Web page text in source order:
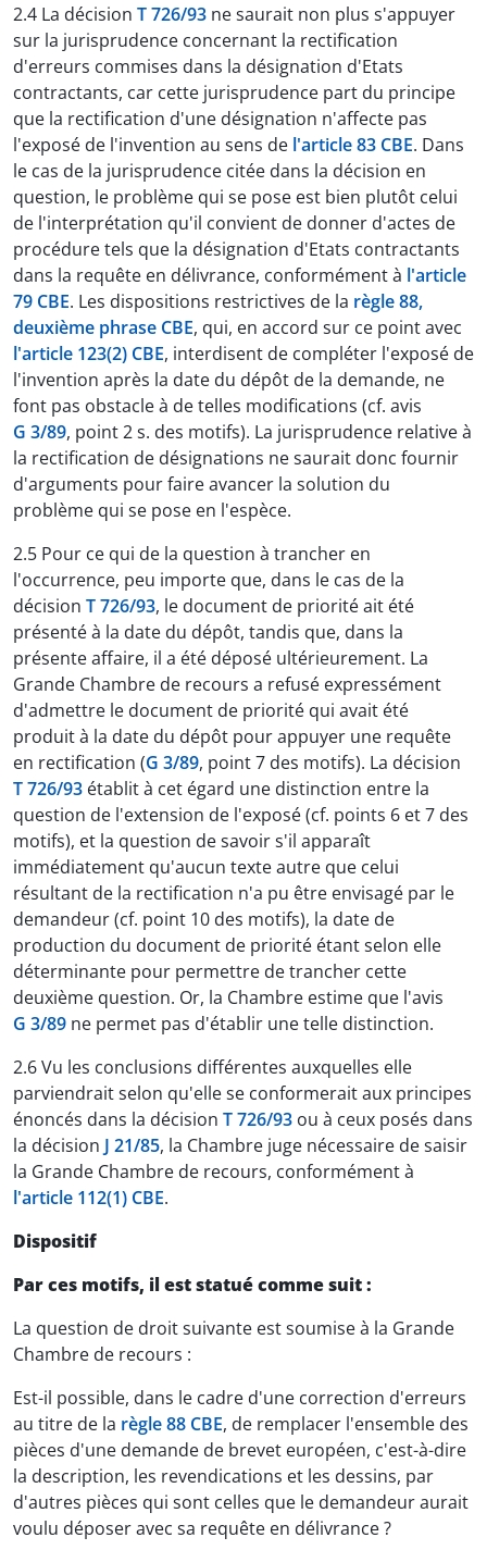
2.4 La décision T 726/93 ne saurait non plus s'appuyer
sur la jurisprudence concernant la rectification
d'erreurs commises dans la désignation d'Etats
contractants, car cette jurisprudence part du principe
que la rectification d'une désignation n'affecte pas
l'exposé de l'invention au sens de l'article 83 CBE. Dans
le cas de la jurisprudence citée dans la décision en
question, le problème qui se pose est bien plutôt celui
de l'interprétation qu'il convient de donner d'actes de
procédure tels que la désignation d'Etats contractants
dans la requête en délivrance, conformément à l'article
79 CBE. Les dispositions restrictives de la règle 88,
deuxième phrase CBE, qui, en accord sur ce point avec
l'article 123(2) CBE, interdisent de compléter l'exposé de
l'invention après la date du dépôt de la demande, ne
font pas obstacle à de telles modifications (cf. avis
G 3/89, point 2 s. des motifs). La jurisprudence relative à
la rectification de désignations ne saurait donc fournir
d'arguments pour faire avancer la solution du
problème qui se pose en l'espèce.
2.5 Pour ce qui de la question à trancher en
l'occurrence, peu importe que, dans le cas de la
décision T 726/93, le document de priorité ait été
présenté à la date du dépôt, tandis que, dans la
présente affaire, il a été déposé ultérieurement. La
Grande Chambre de recours a refusé expressément
d'admettre le document de priorité qui avait été
produit à la date du dépôt pour appuyer une requête
en rectification (G 3/89, point 7 des motifs). La décision
T 726/93 établit à cet égard une distinction entre la
question de l'extension de l'exposé (cf. points 6 et 7 des
motifs), et la question de savoir s'il apparaît
immédiatement qu'aucun texte autre que celui
résultant de la rectification n'a pu être envisagé par le
demandeur (cf. point 10 des motifs), la date de
production du document de priorité étant selon elle
déterminante pour permettre de trancher cette
deuxième question. Or, la Chambre estime que l'avis
G 3/89 ne permet pas d'établir une telle distinction.
2.6 Vu les conclusions différentes auxquelles elle
parviendrait selon qu'elle se conformerait aux principes
énoncés dans la décision T 726/93 ou à ceux posés dans
la décision J 21/85, la Chambre juge nécessaire de saisir
la Grande Chambre de recours, conformément à
l'article 112(1) CBE.
Dispositif
Par ces motifs, il est statué comme suit :
La question de droit suivante est soumise à la Grande
Chambre de recours :
Est-il possible, dans le cadre d'une correction d'erreurs
au titre de la règle 88 CBE, de remplacer l'ensemble des
pièces d'une demande de brevet européen, c'est-à-dire
la description, les revendications et les dessins, par
d'autres pièces qui sont celles que le demandeur aurait
voulu déposer avec sa requête en délivrance ?